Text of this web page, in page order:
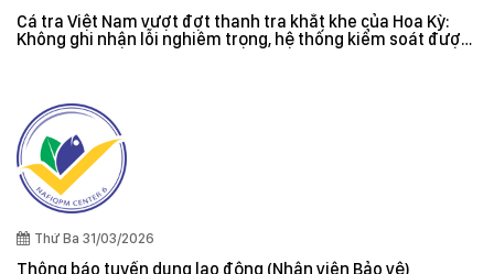
Cá tra Việt Nam vượt đợt thanh tra khắt khe của Hoa Kỳ:
Không ghi nhận lỗi nghiêm trọng, hệ thống kiểm soát được
Thứ Ba 31/03/2026
Thông báo tuyển dụng lao động (Nhân viên Bảo vệ)